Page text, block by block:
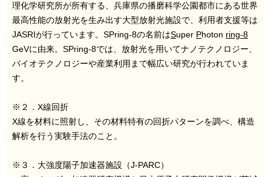
理化学研究所が所有する、兵庫県の播磨科学公園都市にある世界
最高性能の放射光を生み出す大型放射光施設で、利用者支援等は
JASRIが行っています。SPring-8の名前はSuper Photon ring-8
GeVに由来。SPring-8では、放射光を用いてナノテクノロジー、
バイオテクノロジーや産業利用まで幅広い研究が行われていま
す。
※２．X線回折
X線を材料に照射し、その材料特有の回折パターンを調べ、構造
解析を行う実験手法のこと。
※３．大強度陽子加速器施設（J-PARC）